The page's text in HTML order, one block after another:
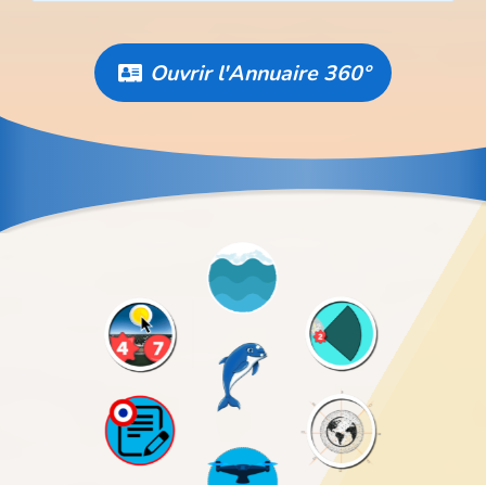
Ouvrir l'Annuaire 360°